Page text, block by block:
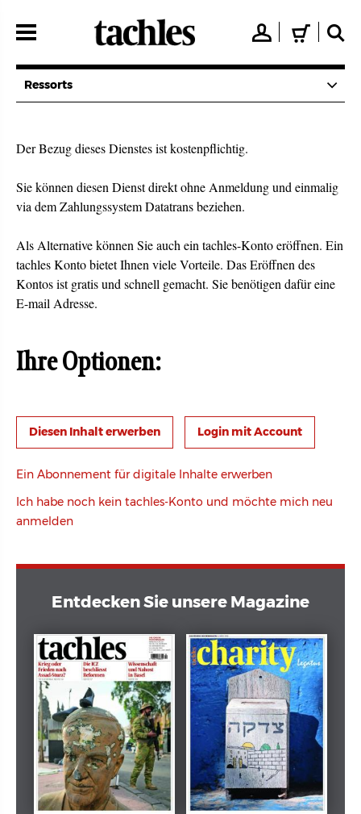
zum
👤 🛒 🔍
Ressorts
Der Bezug dieses Dienstes ist kostenpflichtig.
Sie können diesen Dienst direkt ohne Anmeldung und einmalig
via dem Zahlungssystem Datatrans beziehen.
Als Alternative können Sie auch ein tachles-Konto eröffnen. Ein
tachles Konto bietet Ihnen viele Vorteile. Das Eröffnen des
Kontos ist gratis und schnell gemacht. Sie benötigen dafür eine
E-mail Adresse.
Ihre Optionen:
Login mit Account
Ein Abonnement für digitale Inhalte erwerben
Ich habe noch kein tachles-Konto und möchte mich neu
anmelden
Entdecken Sie unsere Magazine